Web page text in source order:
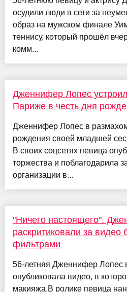
осудили люди в сети за
образ на мужском финале
теннису, который прошёл
комм...
Дженнифер Лопес
Париже в честь дня
Дженнифер Лопес в
рождения своей младшей
В своих соцсетях певица
торжества и поблагодарила
организации в...
"Ничего настоящего".
раскритиковали за видео
фильтрами
56-летняя Дженнифер Лопес
опубликовала видео, в
макияжа.В ролике певица